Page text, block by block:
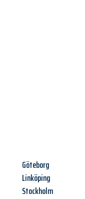
Göteborg
Linköping
Stockholm